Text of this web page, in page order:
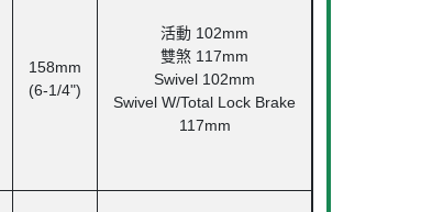
158mm
(6-1/4")
活動 102mm
雙煞 117mm
Swivel 102mm
Swivel W/Total Lock Brake
117mm